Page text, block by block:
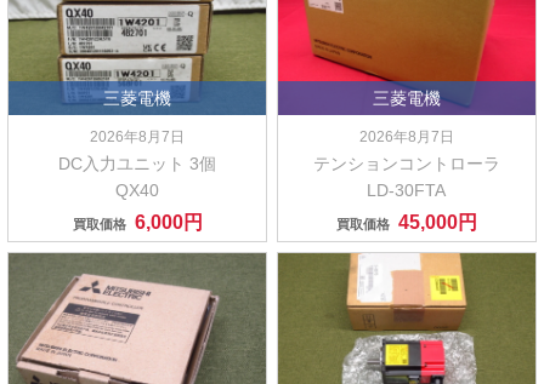
三菱電機
2026年8月7日
DC入力ユニット 3個
QX40
買取価格 6,000円
三菱電機
2026年8月7日
テンションコントローラ
LD-30FTA
買取価格 45,000円